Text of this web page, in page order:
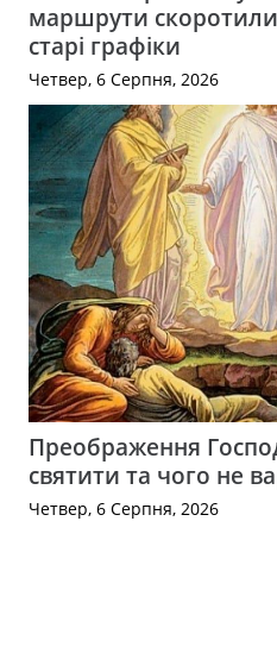
маршрути
старі графіки
Четвер, 6 Серпня, 2026
Преображення
святити та чого не
Четвер, 6 Серпня, 2026